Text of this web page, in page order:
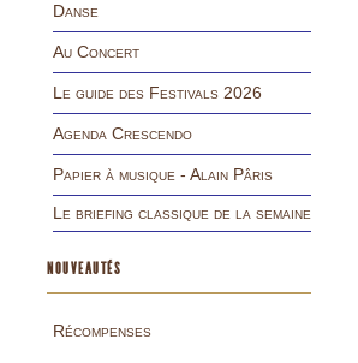
Danse
Au Concert
Le guide des Festivals 2026
Agenda Crescendo
Papier à musique - Alain Pâris
Le briefing classique de la semaine
NOUVEAUTÉS
Récompenses